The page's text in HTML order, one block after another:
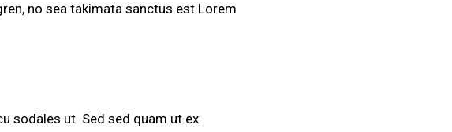
no sea takimata sanctus est Lorem
sodales ut. Sed sed quam ut ex